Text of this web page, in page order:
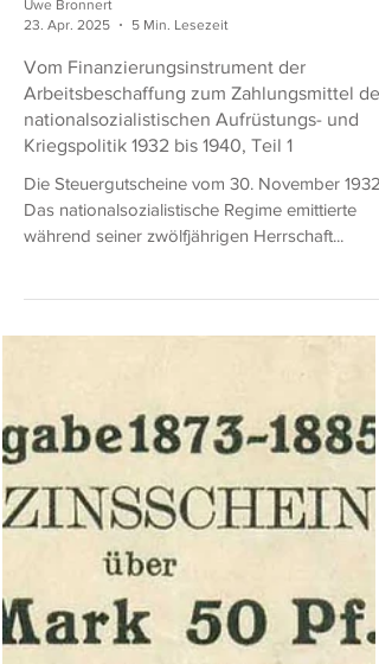
Uwe Bronnert
23. Apr. 2025
5 Min. Lesezeit
Arbeitsbeschaffung zum Zahlungsmittel der
nationalsozialistischen Aufrüstungs- und
Das nationalsozialistische Regime emittierte
während seiner zwölfjährigen Herrschaft...